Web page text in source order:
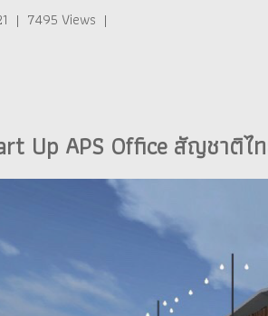
| 7495 Views |
Up APS Office สัญชาติไ